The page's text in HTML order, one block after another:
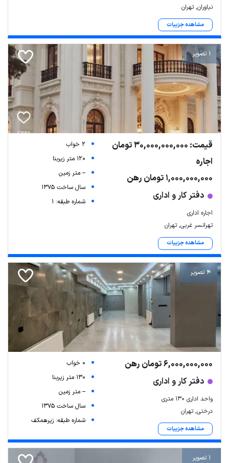
Leaflet| Map data ©ariamarz.com
نیاوران, تهران
مشاهده جزییات
1 تصویر
قیمت: 30,000,000,000 تومان
اجاره
1,000,000,000 تومان رهن
دفتر کار و اداری
اجاره اداری
تهرانسر غربی, تهران
مشاهده جزییات
2 خواب
120 متر زیربنا
-- متر زمین
سال ساخت 1375
شماره طبقه: 1
4 تصویر
6,000,000,000 تومان رهن
دفتر کار و اداری
واحد اداری ۱۳۰ متری
درختی, تهران
مشاهده جزییات
0 خواب
130 متر زیربنا
-- متر زمین
سال ساخت 1375
شماره طبقه: زیرهمکف
1 تصویر